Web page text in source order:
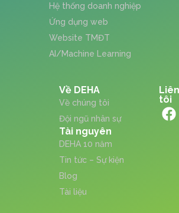
Hệ thống doanh nghiệp
Ứng dụng web
Website TMĐT
AI/Machine Learning
Về DEHA
Về chúng tôi
Đội ngũ nhân sự
Tài nguyên
DEHA 10 năm
Tin tức – Sự kiện
Blog
Tài liệu
tôi